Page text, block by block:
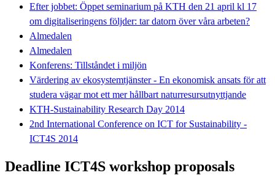
Efter jobbet: Öppet seminarium på KTH den 21 april kl 17
om digitaliseringens följder: tar datorn över våra arbeten?
Almedalen
Almedalen
Konferens: Tillståndet i miljön
Värdering av ekosystemtjänster - En ekonomisk ansats för att
studera vägar mot ett mer hållbart naturresursutnyttjande
KTH-Sustainability Research Day 2014
2nd International Conference on ICT for Sustainability -
ICT4S 2014
Deadline ICT4S workshop proposals